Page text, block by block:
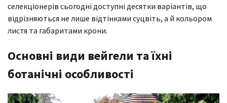
селекціонерів сьогодні доступні десятки варіантів, що
відрізняються не лише відтінками суцвіть, а й кольором
листя та габаритами крони.
Основні види вейгели та їхні
ботанічні особливості